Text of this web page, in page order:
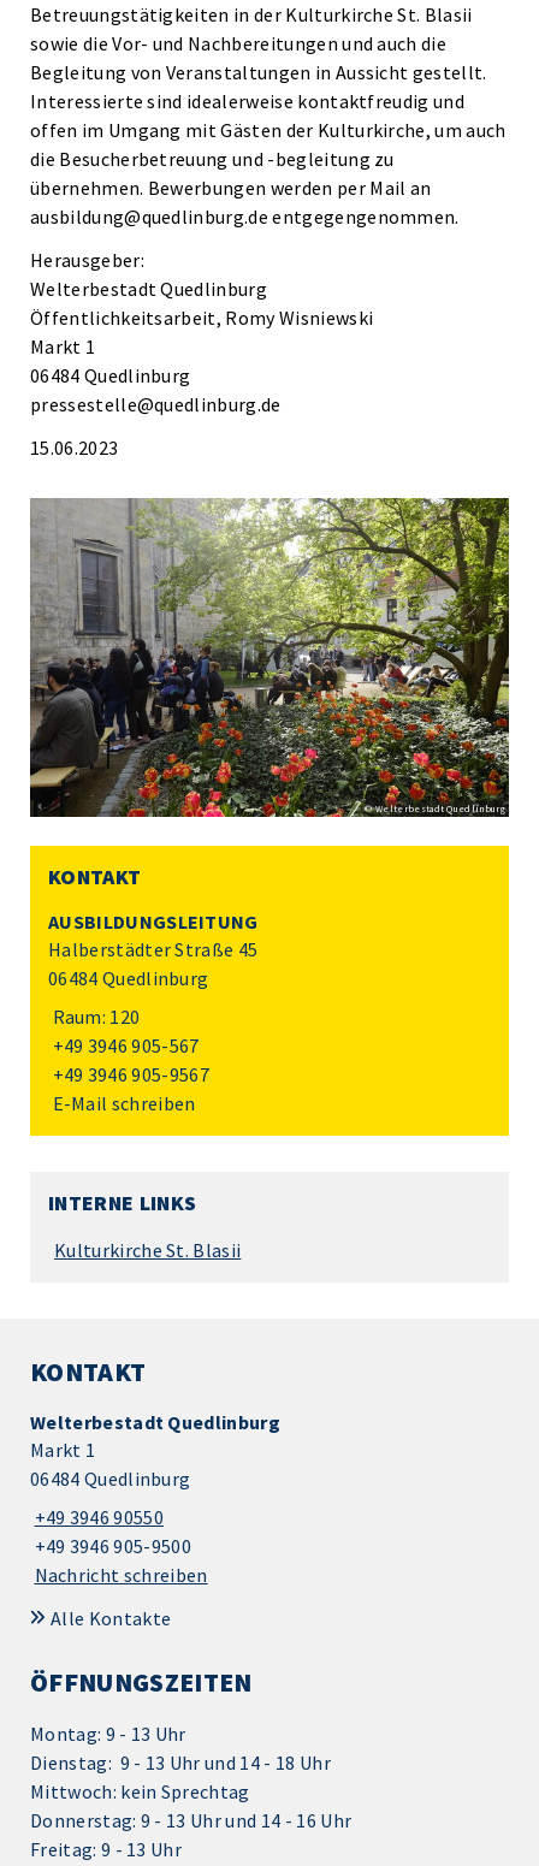
Betreuungstätigkeiten in der Kulturkirche St. Blasii
sowie die Vor- und Nachbereitungen und auch die
Begleitung von Veranstaltungen in Aussicht gestellt.
Interessierte sind idealerweise kontaktfreudig und
offen im Umgang mit Gästen der Kulturkirche, um auch
die Besucherbetreuung und -begleitung zu
übernehmen. Bewerbungen werden per Mail an
ausbildung@quedlinburg.de entgegengenommen.
Herausgeber:
Welterbestadt Quedlinburg
Öffentlichkeitsarbeit, Romy Wisniewski
Markt 1
06484 Quedlinburg
pressestelle@quedlinburg.de
15.06.2023
© Welterbestadt Quedlinburg
KONTAKT
AUSBILDUNGSLEITUNG
Halberstädter Straße 45
06484 Quedlinburg
Raum: 120
+49 3946 905-567
+49 3946 905-9567
E-Mail schreiben
INTERNE LINKS
Kulturkirche St. Blasii
KONTAKT
Welterbestadt Quedlinburg
Markt 1
06484 Quedlinburg
+49 3946 90550
+49 3946 905-9500
Nachricht schreiben
Alle Kontakte
ÖFFNUNGSZEITEN
Montag: 9 - 13 Uhr
Dienstag: 9 - 13 Uhr und 14 - 18 Uhr
Mittwoch: kein Sprechtag
Donnerstag: 9 - 13 Uhr und 14 - 16 Uhr
Freitag: 9 - 13 Uhr